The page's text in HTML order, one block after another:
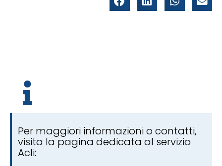
Per maggiori informazioni o contatti,
visita la pagina dedicata al servizio
Acli: